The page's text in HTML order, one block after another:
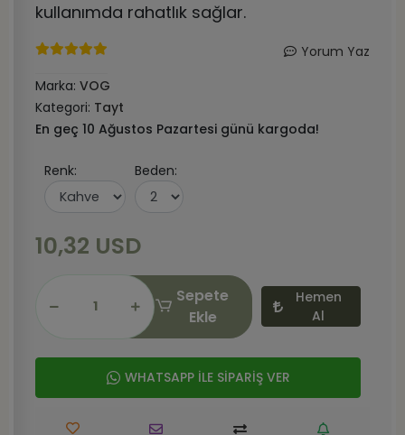
kullanımda rahatlık sağlar.
Yorum Yaz
Marka: VOG
Kategori: Tayt
En geç 10 Ağustos Pazartesi günü kargoda!
Renk: Beden:
10,32 USD
Sepete
Ekle
Hemen
Al
WHATSAPP İLE SİPARİŞ VER